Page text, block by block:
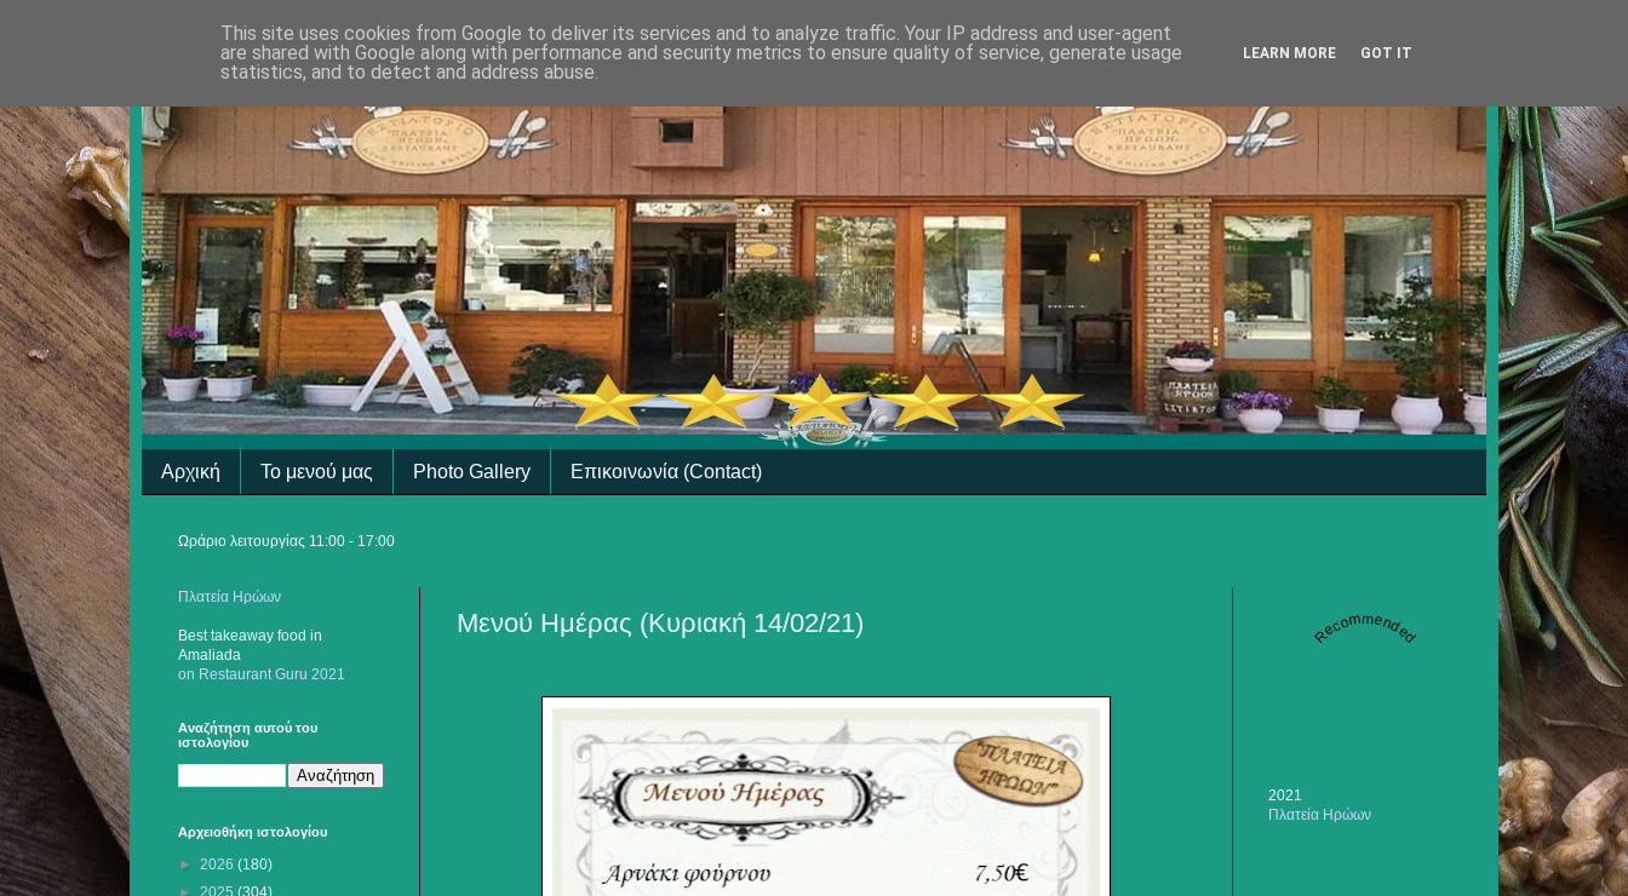
Αρχική Το μενού μας Photo Gallery Επικοινωνία (Contact)
Ωράριο λειτουργίας 11:00 - 17:00
Μενού Ημέρας (Κυριακή 14/02/21)
Πλατεία Ηρώων
Best takeaway food in
Amaliada
on Restaurant Guru 2021
Αναζήτηση αυτού του
ιστολογίου
Αρχειοθήκη ιστολογίου
► 2026 (180)
► 2025 (304)
Recommended
2021
Πλατεία Ηρώων
This site uses cookies from Google to deliver its services and to analyze traffic. Your IP address and user-agent
are shared with Google along with performance and security metrics to ensure quality of service, generate usage
statistics, and to detect and address abuse.
LEARN MORE GOT IT